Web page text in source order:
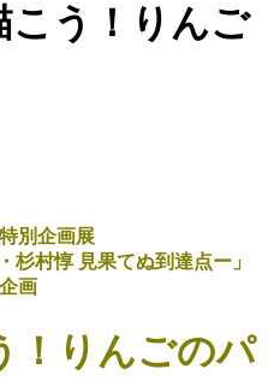
こう！りんご
別企画展
村惇 見果てぬ到達点ー」
画
！りんごのパ